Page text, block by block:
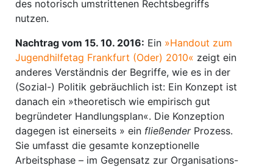
des notorisch umstrittenen Rechtsbegriffs
nutzen.
Nachtrag vom 15. 10. 2016: Ein »Handout zum
Jugendhilfetag Frankfurt (Oder) 2010« zeigt ein
anderes Verständnis der Begriffe, wie es in der
(Sozial-) Politik gebräuchlich ist: Ein Konzept ist
danach ein »theoretisch wie empirisch gut
begründeter Handlungsplan«. Die Konzeption
dagegen ist einerseits » ein fließenderProzess.
Sie umfasst die gesamte konzeptionelle
Arbeitsphase – im Gegensatz zur Organisations-